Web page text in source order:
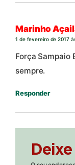
Marinho
1 de fevereiro de 2017
Força Sampaio
sempre.
Responder